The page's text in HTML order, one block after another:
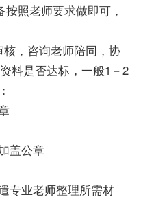
照老师要求做即可，
，咨询老师陪同，协
料是否达标，一般1－2
盖公章
专业老师整理所需材